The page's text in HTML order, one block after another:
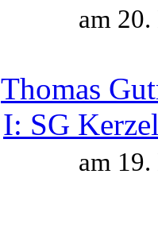
am
Thomas
I: SG
am